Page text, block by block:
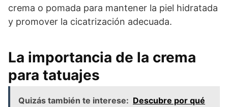
crema o pomada para mantener la piel hidratada
y promover la cicatrización adecuada.
La importancia de la crema
para tatuajes
Quizás también te interese: Descubre por qué